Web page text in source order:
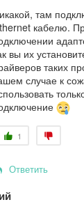
там
кабелю.
вы их
таких
случае к
1
Ответить